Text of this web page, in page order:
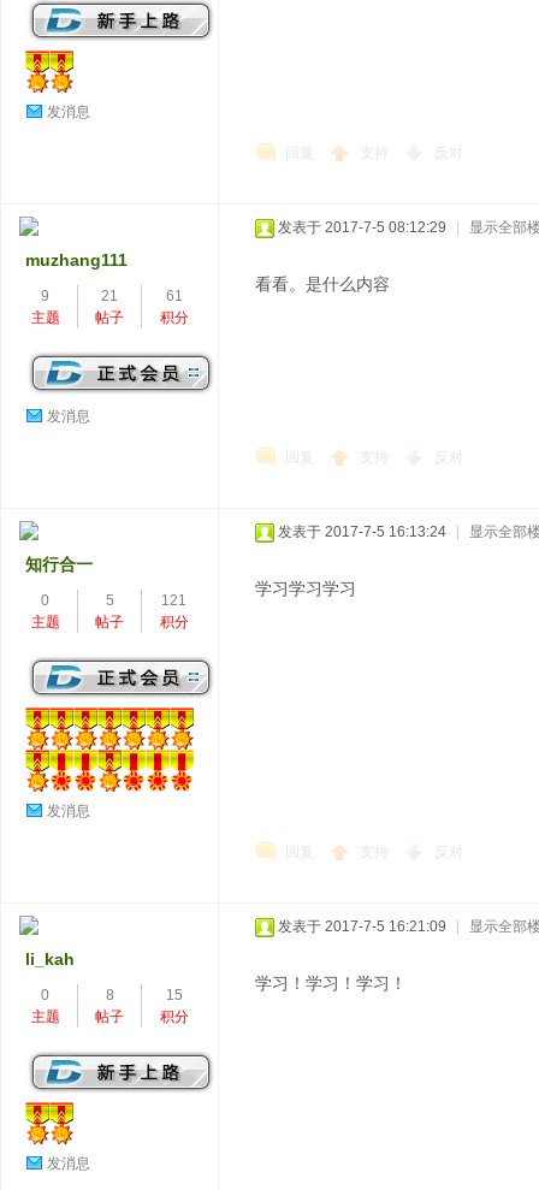
发消息
回复 支持 反对
muzhang111
9
主题
21
帖子
61
积分
发消息
发表于 2017-7-5 08:12:29 显示全部
看看。是什么内容
回复 支持 反对
知行合一
0
主题
5
帖子
121
积分
发消息
发表于 2017-7-5 16:13:24 显示全部
学习学习学习
回复 支持 反对
li_kah
0
主题
8
帖子
15
积分
发消息
发表于 2017-7-5 16:21:09 显示全部
学习！学习！学习！